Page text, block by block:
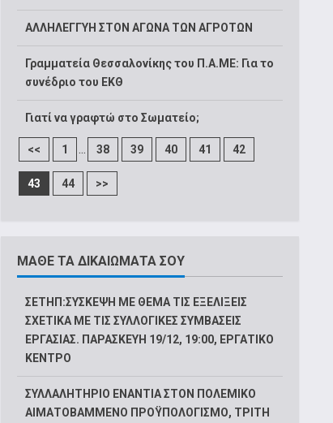
ΑΛΛΗΛΕΓΓΥΗ ΣΤΟΝ ΑΓΩΝΑ ΤΩΝ ΑΓΡΟΤΩΝ
Γραμματεία Θεσσαλονίκης του Π.Α.ΜΕ: Για το
συνέδριο του ΕΚΘ
Γιατί να γραφτώ στο Σωματείο;
<< 1 38 39 40 41 42
43 44 >>
ΜΑΘΕ ΤΑ ΔΙΚΑΙΩΜΑΤΑ ΣΟΥ
ΣΕΤΗΠ:ΣΥΣΚΕΨΗ ΜΕ ΘΕΜΑ ΤΙΣ ΕΞΕΛΙΞΕΙΣ
ΣΧΕΤΙΚΑ ΜΕ ΤΙΣ ΣΥΛΛΟΓΙΚΕΣ ΣΥΜΒΑΣΕΙΣ
ΕΡΓΑΣΙΑΣ. ΠΑΡΑΣΚΕΥΗ 19/12, 19:00, ΕΡΓΑΤΙΚΟ
ΚΕΝΤΡΟ
ΣΥΛΛΑΛΗΤΗΡΙΟ ΕΝΑΝΤΙΑ ΣΤΟΝ ΠΟΛΕΜΙΚΟ
ΑΙΜΑΤΟΒΑΜΜΕΝΟ ΠΡΟΫΠΟΛΟΓΙΣΜΟ, ΤΡΙΤΗ